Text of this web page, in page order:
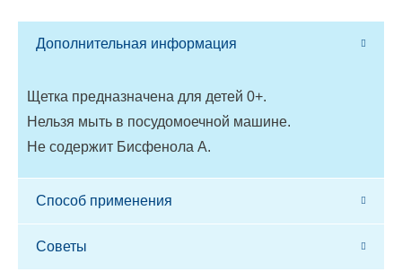
Дополнительная информация
Щетка предназначена для детей 0+.
Нельзя мыть в посудомоечной машине.
Не содержит Бисфенола A.
Способ применения
Советы